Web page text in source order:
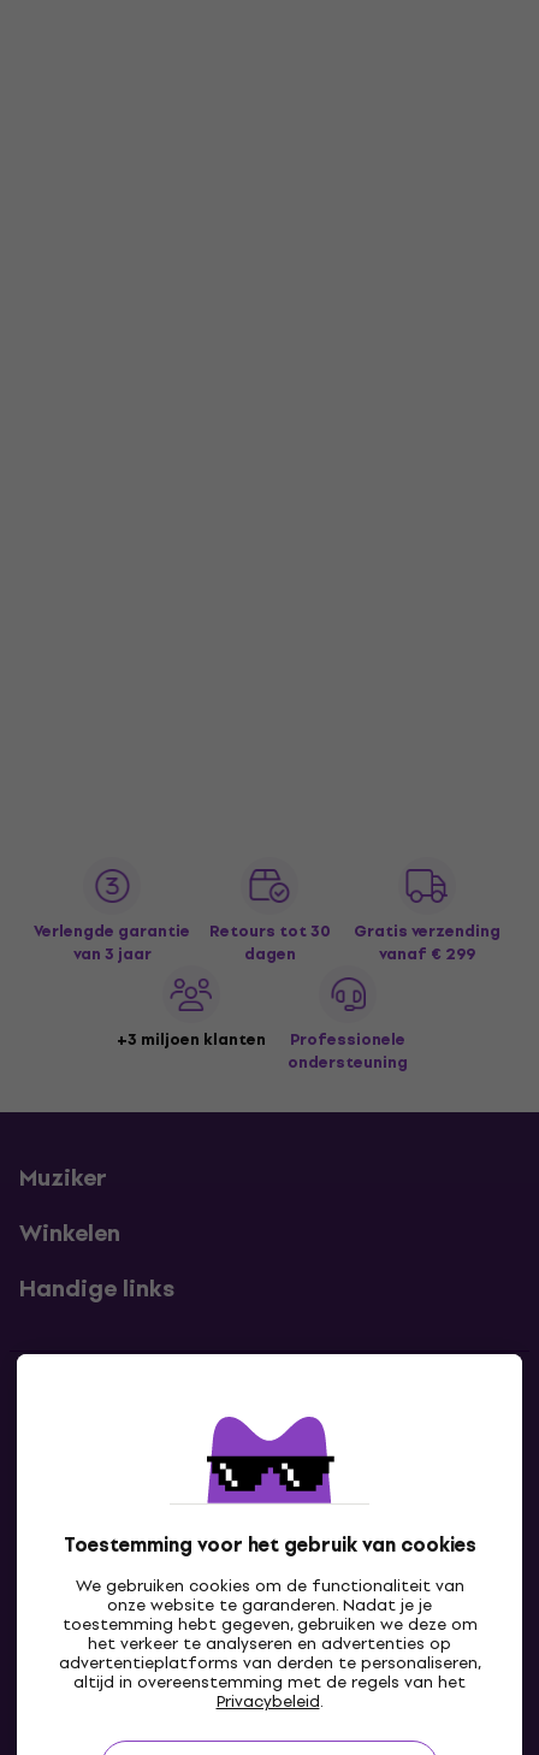
Toestemming voor het gebruik van cookies
We gebruiken cookies om de functionaliteit van
onze website te garanderen. Nadat je je
toestemming hebt gegeven, gebruiken we deze om
het verkeer te analyseren en advertenties op
advertentieplatforms van derden te personaliseren,
altijd in overeenstemming met de regels van het
Privacybeleid.
Verlengde garantie
van 3 jaar
Retours tot 30
dagen
Gratis verzending
vanaf € 299
+3 miljoen klanten
Professionele
ondersteuning
Muziker
Winkelen
Handige links
Neem contact met ons op
BE